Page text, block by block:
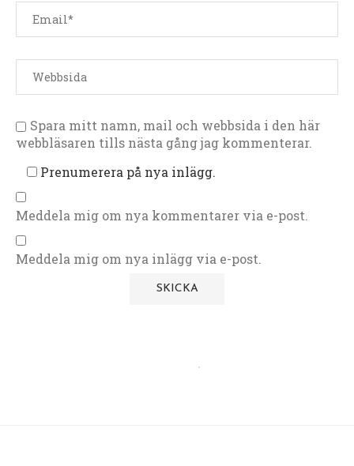
Spara mitt namn, mail och webbsida i den här
webbläsaren tills nästa gång jag kommenterar.
Prenumerera på nya inlägg.
Meddela mig om nya kommentarer via e-post.
Meddela mig om nya inlägg via e-post.